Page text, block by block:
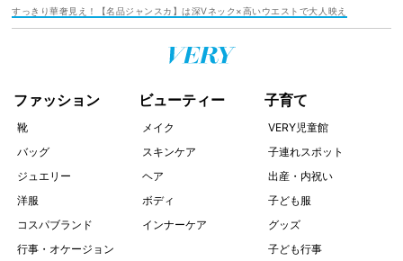
すっきり華奢見え！【名品ジャンスカ】は深Vネック×高いウエストで大人映え
ファッション
靴
バッグ
ジュエリー
洋服
コスパブランド
行事・オケージョン
ビューティー
メイク
スキンケア
ヘア
ボディ
インナーケア
子育て
VERY児童館
子連れスポット
出産・内祝い
子ども服
グッズ
子ども行事